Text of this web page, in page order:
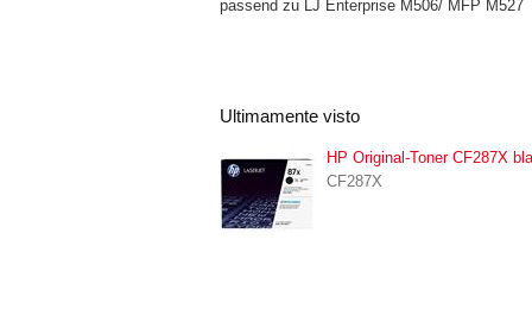
passend zu LJ Enterprise M506/ MFP M527
Ultimamente visto
HP Original-Toner CF287X
CF287X